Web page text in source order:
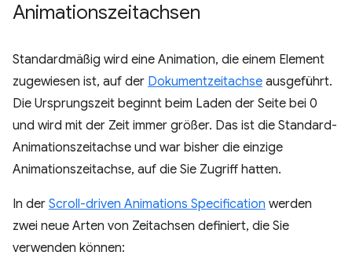
Animationszeitachsen
Standardmäßig wird eine Animation, die einem Element
zugewiesen ist, auf der Dokumentzeitachse ausgeführt.
Die Ursprungszeit beginnt beim Laden der Seite bei 0
und wird mit der Zeit immer größer. Das ist die Standard-
Animationszeitachse und war bisher die einzige
Animationszeitachse, auf die Sie Zugriff hatten.
In der Scroll-driven Animations Specification werden
zwei neue Arten von Zeitachsen definiert, die Sie
verwenden können: